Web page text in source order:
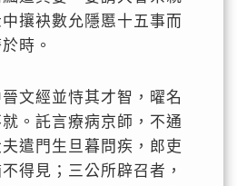
攘袂數允隱慝十五事而
時。
文經並恃其才智，曜名
。託言療病京師，不通
遣門生旦暮問疾，郎吏
得見；三公所辟召者，